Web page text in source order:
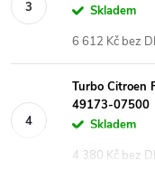
Skladem
6 612 Kč bez
Turbo Citroen
49173-07500
Skladem
4 380 Kč bez